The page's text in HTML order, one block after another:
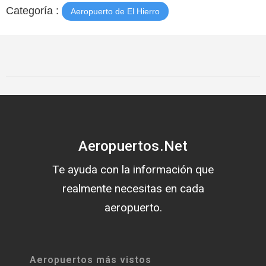
Categoría : Aeropuerto de El Hierro
Aeropuertos.Net
Te ayuda con la información que
realmente necesitas en cada
aeropuerto.
Aeropuertos más vistos